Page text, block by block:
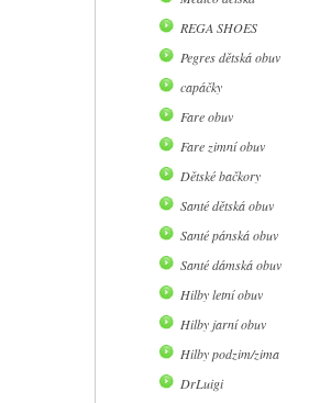
REGA SHOES
Pegres dětská obuv
capáčky
Fare obuv
Fare zimní obuv
Dětské bačkory
Santé dětská obuv
Santé pánská obuv
Santé dámská obuv
Hilby letní obuv
Hilby jarní obuv
Hilby podzim/zima
DrLuigi